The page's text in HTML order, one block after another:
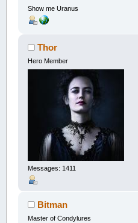
Show me Uranus
Thor
Hero Member
Messages: 1411
Bitman
Master of Condylures